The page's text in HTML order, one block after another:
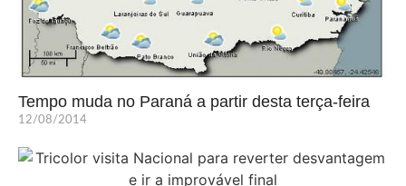
Tempo muda no Paraná a partir desta terça-feira
12/08/2014